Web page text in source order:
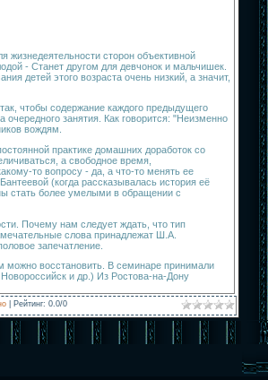
жизнедеятельности сторон объективной
- Станет другом для девчонок и мальчишек.
детей этого возраста очень низкий, а значит,
чтобы содержание каждого предыдущего
очередного занятия. Как говорится: "Неизменно
вождям.
практике домашних доработок со
а свободное время,
то вопросу - да, а что-то менять ее
(когда рассказывалась история её
стать более умелыми в обращении с
Почему нам следует ждать, что тип
слова принадлежат Ш.А.
запечатление.
можно восстановить. В семинаре принимали
и др.) Из Ростова-на-Дону
Рейтинг: 0.0/0